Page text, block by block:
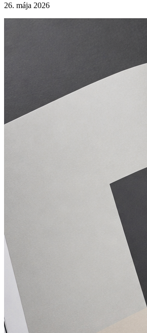
26. mája 2026